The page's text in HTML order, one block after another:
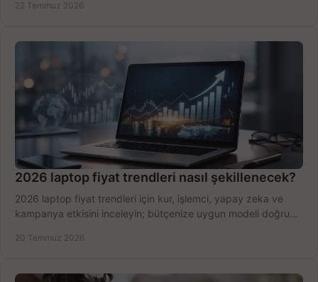
22 Temmuz 2026
2026 laptop fiyat trendleri nasıl şekillenecek?
2026 laptop fiyat trendleri için kur, işlemci, yapay zeka ve
kampanya etkisini inceleyin; bütçenize uygun modeli doğru
20 Temmuz 2026